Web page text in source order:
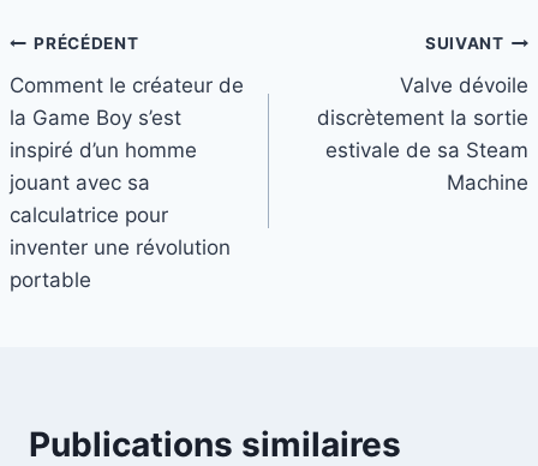
Navigation
de
l’article
PRÉCÉDENT
Comment le créateur de
la Game Boy s’est
inspiré d’un homme
jouant avec sa
calculatrice pour
inventer une révolution
portable
SUIVANT
Valve dévoile
discrètement la sortie
estivale de sa Steam
Machine
Publications similaires